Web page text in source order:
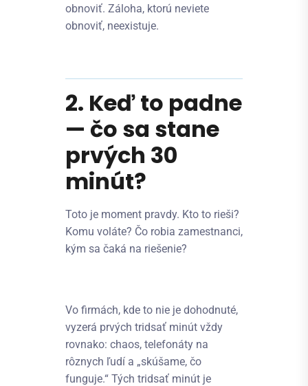
obnoviť. Záloha, ktorú neviete
obnoviť, neexistuje.
2. Keď to padne
— čo sa stane
prvých 30
minút?
Toto je moment pravdy. Kto to rieši?
Komu voláte? Čo robia zamestnanci,
kým sa čaká na riešenie?
Vo firmách, kde to nie je dohodnuté,
vyzerá prvých tridsať minút vždy
rovnako: chaos, telefonáty na
rôznych ľudí a „skúšame, čo
funguje.“ Tých tridsať minút je